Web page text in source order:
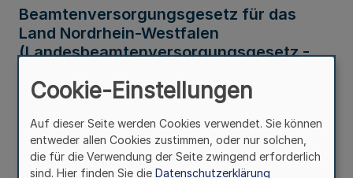
Beamtenversorgungsgesetz für das
Land Nordrhein-Westfalen
(Landesbeamtenversorgungsgesetz -
Gesetz
Cookie-Einstellungen
Auf dieser Seite werden Cookies verwendet. Sie können
entweder allen Cookies zustimmen, oder nur solchen,
die für die Verwendung der Seite zwingend erforderlich
sind. Hier finden Sie die Datenschutzerklärung